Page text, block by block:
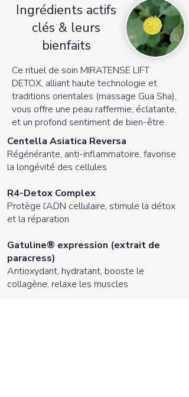
Ingrédients actifs
clés & leurs
bienfaits
Ce rituel de soin MIRATENSE LIFT
DETOX, alliant haute technologie et
traditions orientales (massage Gua Sha),
vous offre une peau raffermie, éclatante,
et un profond sentiment de bien-être
Centella Asiatica Reversa
Régénérante, anti-inflammatoire, favorise
la longévité des cellules
R4-Detox Complex
Protège l’ADN cellulaire, stimule la détox
et la réparation
Gatuline® expression (extrait de
paracress)
Antioxydant, hydratant, booste le
collagène, relaxe les muscles